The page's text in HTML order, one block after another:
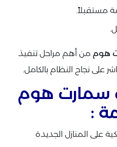
مستقبلاً.
هوم من أهم مراحل تنفيذ
على نجاح النظام بالكامل.
سمارت هوم
:
على المنازل الجديدة